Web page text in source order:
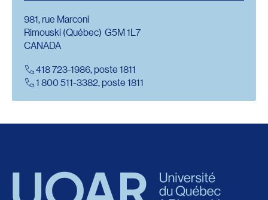
981, rue Marconi
Rimouski (Québec) G5M 1L7
CANADA
418 723-1986, poste 1811
1 800 511-3382, poste 1811